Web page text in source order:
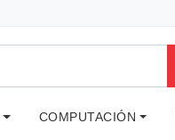
COMPUTACIÓN